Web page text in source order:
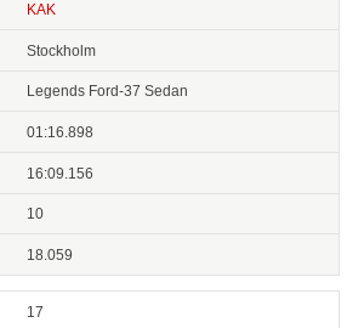
KAK
Stockholm
Legends Ford-37 Sedan
01:16.898
16:09.156
10
18.059
17